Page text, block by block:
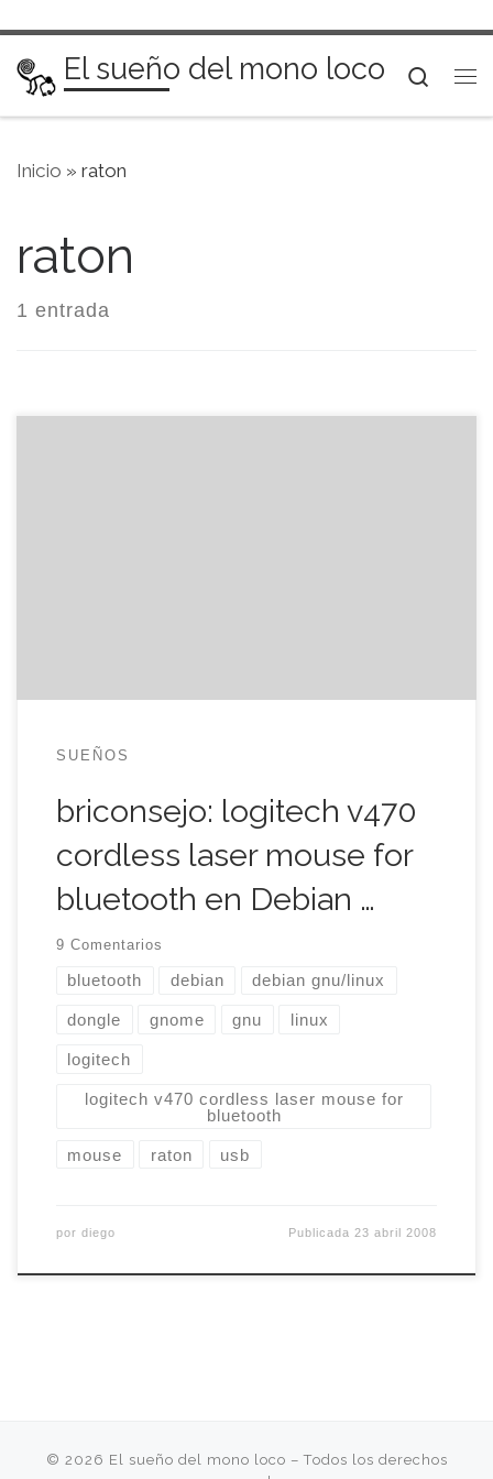
Saltar al contenido
El sueño del mono loco
Inicio » raton
raton
1 entrada
SUEÑOS
briconsejo: logitech v470
cordless laser mouse for
bluetooth en Debian …
9 Comentarios
bluetooth debian debian gnu/linux
dongle gnome gnu linux
logitech
logitech v470 cordless laser mouse for
bluetooth
mouse raton usb
por diego Publicada 23 abril 2008
© 2026 El sueño del mono loco – Todos los derechos